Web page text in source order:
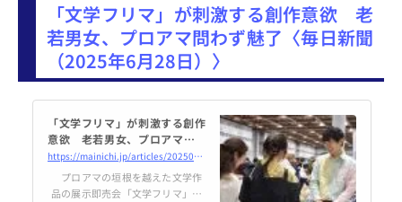
になるための理論と実践を説き明
かす『「書くこと」の哲学 こと
ばの再履修』（講談社現代新
書）。本記事は同書の冒頭「本書
について」より抜粋・編集したも
「文学フリマ」が刺激する創作意欲 老
若男女、プロアマ問わず魅了〈毎日新聞
（2025年6月28日）〉
「文学フリマ」が刺激する創作
意欲 老若男女、プロアマ問わ
ず魅了 | 毎日新聞
https://mainichi.jp/articles/20250627/k00/00m/040/188000c
プロアマの垣根を越えた文学作
品の展示即売会「文学フリマ」が